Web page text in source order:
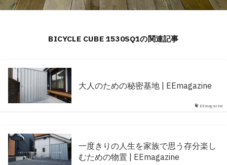
BICYCLE CUBE 1530SQ1の関連記事
EEmagazine
大人のための秘密基地 | EEmagazine
一度きりの人生を家族で思う存分楽し
むための物置 | EEmagazine